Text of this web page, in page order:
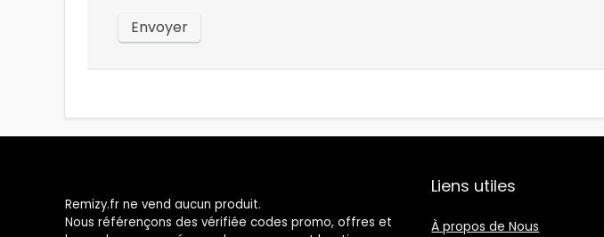
Remizy.fr ne vend aucun produit.
Nous référençons des vérifiée codes promo, offres et
Liens utiles
À propos de Nous